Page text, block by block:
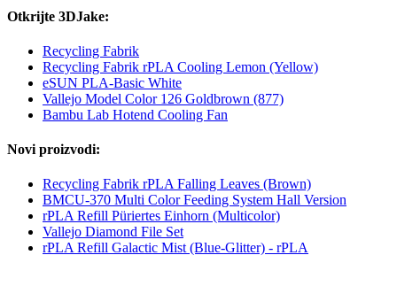
Otkrijte 3DJake:
Recycling Fabrik
Recycling Fabrik rPLA Cooling Lemon (Yellow)
eSUN PLA-Basic White
Vallejo Model Color 126 Goldbrown (877)
Bambu Lab Hotend Cooling Fan
Novi proizvodi:
Recycling Fabrik rPLA Falling Leaves (Brown)
BMCU-370 Multi Color Feeding System Hall Version
rPLA Refill Püriertes Einhorn (Multicolor)
Vallejo Diamond File Set
rPLA Refill Galactic Mist (Blue-Glitter) - rPLA